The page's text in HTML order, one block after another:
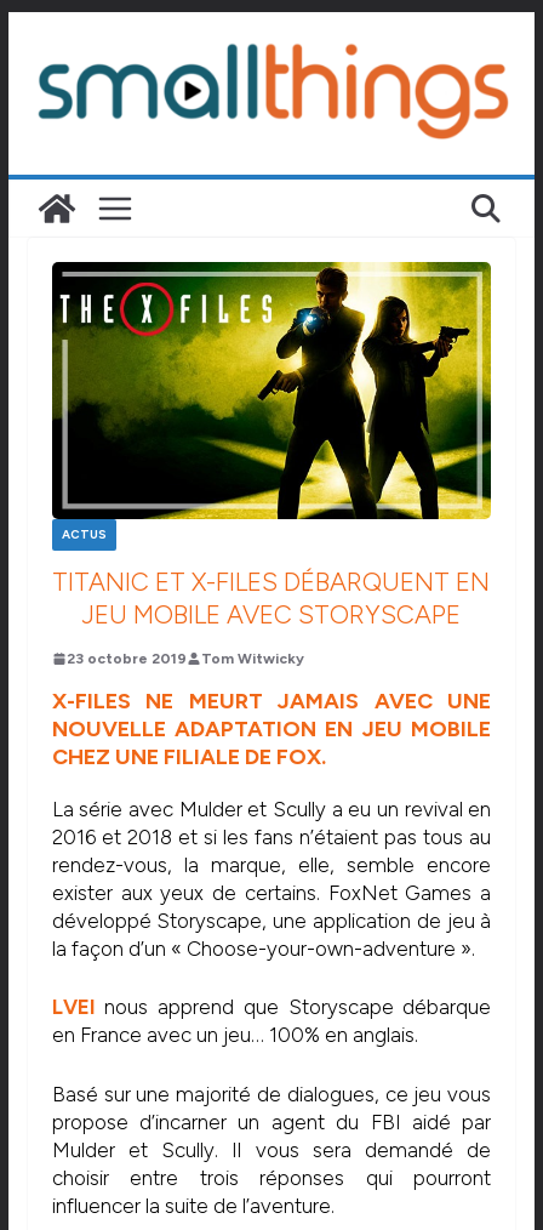
contenu
ACTUS
TITANIC ET X-FILES DÉBARQUENT EN
JEU MOBILE AVEC STORYSCAPE
23 octobre 2019 Tom Witwicky
X-FILES NE MEURT JAMAIS AVEC UNE
NOUVELLE ADAPTATION EN JEU MOBILE
CHEZ UNE FILIALE DE FOX.
La série avec Mulder et Scully a eu un revival en
2016 et 2018 et si les fans n’étaient pas tous au
rendez-vous, la marque, elle, semble encore
exister aux yeux de certains. FoxNet Games a
développé Storyscape, une application de jeu à
la façon d’un « Choose-your-own-adventure ».
LVEI nous apprend que Storyscape débarque
en France avec un jeu… 100% en anglais.
Basé sur une majorité de dialogues, ce jeu vous
propose d’incarner un agent du FBI aidé par
Mulder et Scully. Il vous sera demandé de
choisir entre trois réponses qui pourront
influencer la suite de l’aventure.